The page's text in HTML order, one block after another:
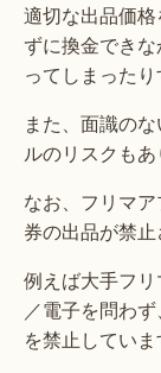
適切な出品価
ずに換金でき
ってしまったり
また、面識の
ルのリスクもあ
なお、フリマ
券の出品が禁止
例えば大手フ
／電子を問わ
を禁止していま